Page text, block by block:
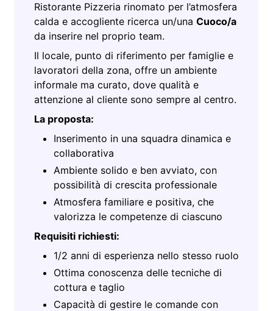
Ristorante Pizzeria rinomato per l’atmosfera
calda e accogliente ricerca un/una Cuoco/a
da inserire nel proprio team.
Il locale, punto di riferimento per famiglie e
lavoratori della zona, offre un ambiente
informale ma curato, dove qualità e
attenzione al cliente sono sempre al centro.
La proposta:
Inserimento in una squadra dinamica e
collaborativa
Ambiente solido e ben avviato, con
possibilità di crescita professionale
Atmosfera familiare e positiva, che
valorizza le competenze di ciascuno
Requisiti richiesti:
1/2 anni di esperienza nello stesso ruolo
Ottima conoscenza delle tecniche di
cottura e taglio
Capacità di gestire le comande con